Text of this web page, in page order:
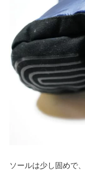
ソールは少し固めで